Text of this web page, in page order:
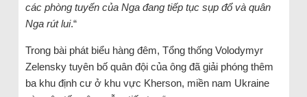
các phòng tuyến của Nga đang tiếp tục sụp đổ và quân
Nga rút lui.“
Trong bài phát biểu hàng đêm, Tổng thống Volodymyr
Zelensky tuyên bố quân đội của ông đã giải phóng thêm
ba khu định cư ở khu vực Kherson, miền nam Ukraine